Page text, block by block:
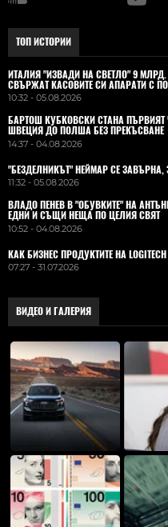
ТОП ИСТОРИИ
ИТАЛИЯ "ИЗВАДИ НА СВЕТЛО" 9
СВЪРЖАТ КАСОВИТЕ СИ АПАРАТИ С
10:32 - 05.08.2026
БАРТОШ КУБКОВСКИ СТАНА
ШВЕЦИЯ ДО ПОЛША БЕЗ ПРЕКЪСВАНЕ
14:37 - 04.08.2026
"БЕЗДЕЛНИКЪТ" НЕЙМАР СЕ
11:32 - 05.08.2026
ВЛАДO ПЕНЕВ В "ОБУВКИТЕ" НА
ЕДНИ И СЪЩИ НЕЩА ПО ЦЕЛИЯ СВЯТ
10:52 - 04.08.2026
КАК БИЗНЕС ПРОДУКТИТЕ НА
07:27 - 31.07.2026
ВИДЕО И ГАЛЕРИЯ